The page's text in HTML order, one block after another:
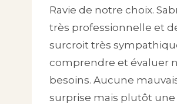
Ravie de notre choix.
très professionnelle et
surcroit très
comprendre et évaluer
besoins. Aucune
surprise mais plutôt